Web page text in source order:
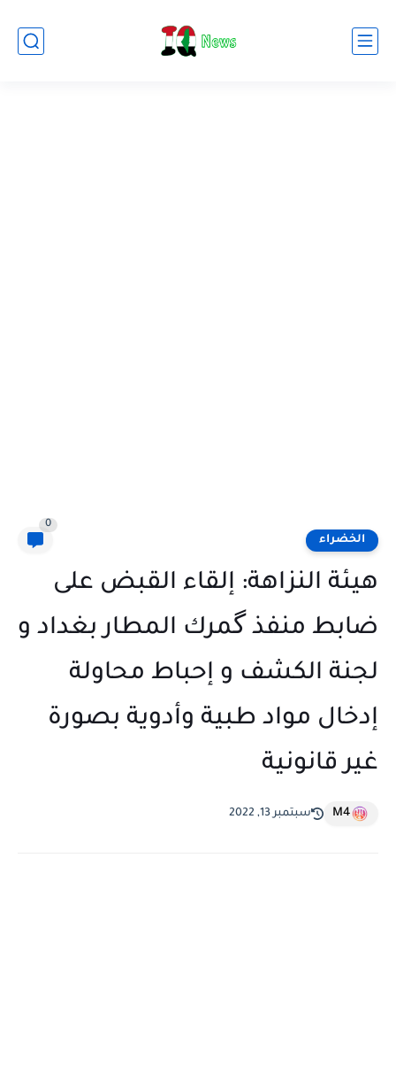
الخضراء
0
هيئة النزاهة: إلقاء القبض على
ضابط منفذ گمرك المطار بغداد و
لجنة الكشف و إحباط محاولة
إدخال مواد طبية وأدوية بصورة
غير قانونية
M4 سبتمبر 13, 2022